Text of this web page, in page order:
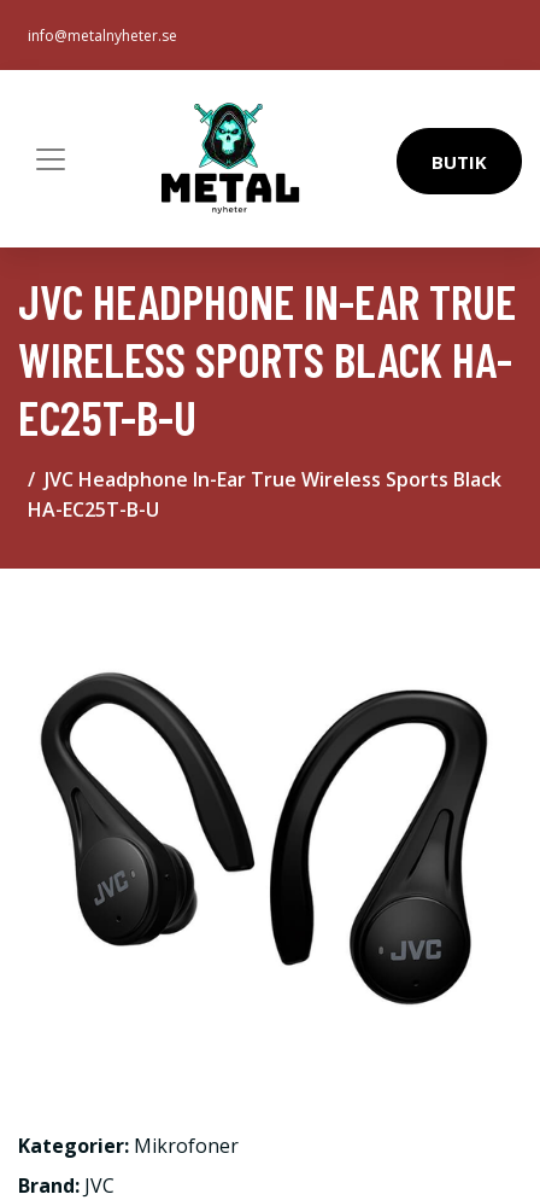
info@metalnyheter.se
BUTIK
JVC HEADPHONE IN-EAR TRUE
WIRELESS SPORTS BLACK HA-
EC25T-B-U
JVC Headphone In-Ear True Wireless Sports Black
HA-EC25T-B-U
Kategorier: Mikrofoner
Brand: JVC